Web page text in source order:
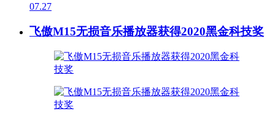
07.27
飞傲M15无损音乐播放器获得2020黑金科技奖